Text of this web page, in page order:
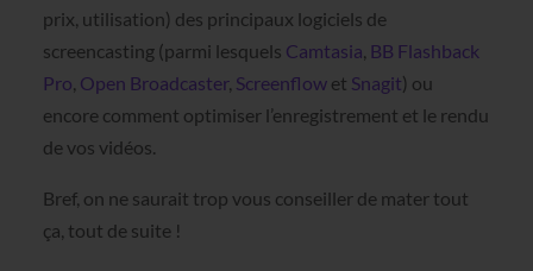
prix, utilisation) des principaux logiciels de
screencasting (parmi lesquels Camtasia, BB Flashback
Pro, Open Broadcaster, Screenflowet Snagit) ou
encore comment optimiser l’enregistrement et le rendu
de vos vidéos.
Bref, on ne saurait trop vous conseiller de mater tout
ça, tout de suite !